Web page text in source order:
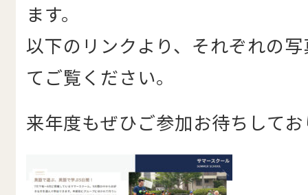
ます。
以下のリンクより、それぞれの
てご覧ください。
来年度もぜひご参加お待ちして